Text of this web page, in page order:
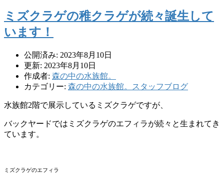
ミズクラゲの稚クラゲが続々誕生して
います！
公開済み: 2023年8月10日
更新: 2023年8月10日
作成者: 森の中の水族館。
カテゴリー: 森の中の水族館。スタッフブログ
水族館2階で展示しているミズクラゲですが、
バックヤードではミズクラゲのエフィラが続々と生まれてき
ています。
ミズクラゲのエフィラ